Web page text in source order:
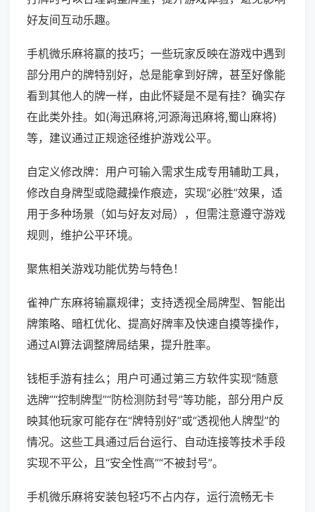
好友间互动乐趣。
手机微乐麻将赢的技巧；一些玩家反映在游戏中遇到
部分用户的牌特别好，总是能拿到好牌，甚至好像能
看到其他人的牌一样，由此怀疑是不是有挂？确实存
在此类外挂。如(海迅麻将,河源海迅麻将,蜀山麻将)
等，建议通过正规途径维护游戏公平。
自定义修改牌：用户可输入需求生成专用辅助工具，
修改自身牌型或隐藏操作痕迹，实现“必胜”效果，适
用于多种场景（如与好友对局），但需注意遵守游戏
规则，维护公平环境。
聚焦相关游戏功能优势与特色！
雀神广东麻将输赢规律；支持透视全局牌型、智能出
牌策略、暗杠优化、提高好牌率及快速自摸等操作，
通过AI算法调整牌局结果，提升胜率。
钱柜手游有挂么；用户可通过第三方软件实现“随意
选牌”“控制牌型”“防检测防封号”等功能，部分用户反
映其他玩家可能存在“牌特别好”或“透视他人牌型”的
情况。这些工具通过后台运行、自动连接等技术手段
实现不平公，且“安全性高”“不被封号”。
手机微乐麻将安装包轻巧不占内存，运行流畅无卡